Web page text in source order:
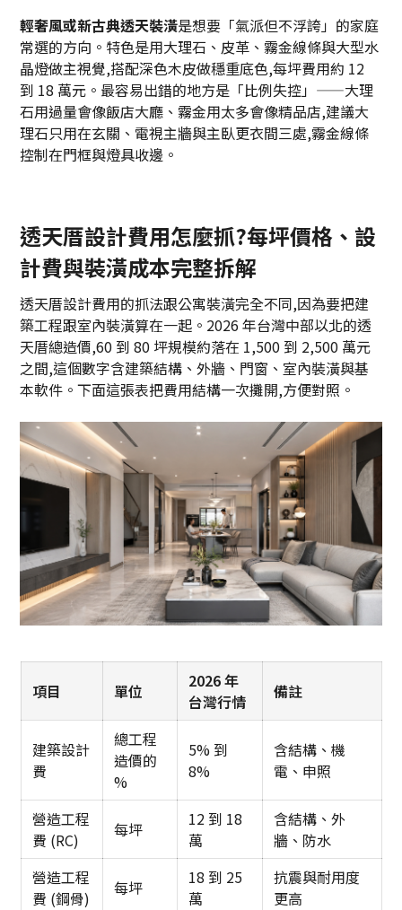
輕奢風或新古典透天裝潢是想要「氣派但不浮誇」的家庭
常選的方向。特色是用大理石、皮革、霧金線條與大型水
晶燈做主視覺,搭配深色木皮做穩重底色,每坪費用約 12
到 18 萬元。最容易出錯的地方是「比例失控」——大理
石用過量會像飯店大廳、霧金用太多會像精品店,建議大
理石只用在玄關、電視主牆與主臥更衣間三處,霧金線條
控制在門框與燈具收邊。
透天厝設計費用怎麼抓?每坪價格、設
計費與裝潢成本完整拆解
透天厝設計費用的抓法跟公寓裝潢完全不同,因為要把建
築工程跟室內裝潢算在一起。2026 年台灣中部以北的透
天厝總造價,60 到 80 坪規模約落在 1,500 到 2,500 萬元
之間,這個數字含建築結構、外牆、門窗、室內裝潢與基
本軟件。下面這張表把費用結構一次攤開,方便對照。
項目 單位
2026 年
台灣行情
備註
建築設計
費
總工程
造價的
%
5% 到
8%
含結構、機
電、申照
營造工程
費 (RC)
每坪
12 到 18
萬
含結構、外
牆、防水
營造工程
費 (鋼骨)
每坪
18 到 25
萬
抗震與耐用度
更高